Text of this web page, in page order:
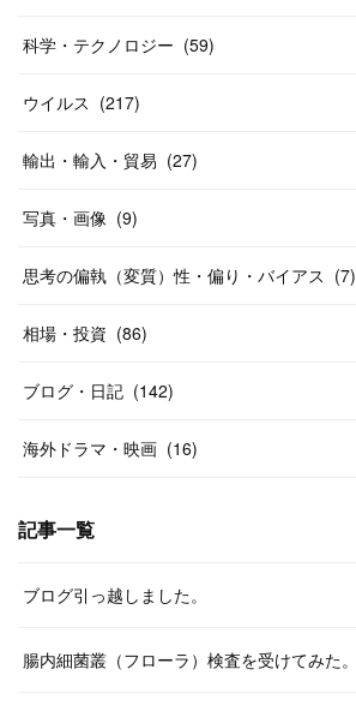
科学・テクノロジー (59)
ウイルス (217)
輸出・輸入・貿易 (27)
写真・画像 (9)
思考の偏執（変質）性・偏り・バイアス (7)
相場・投資 (86)
ブログ・日記 (142)
海外ドラマ・映画 (16)
記事一覧
ブログ引っ越しました。
腸内細菌叢（フローラ）検査を受けてみた。